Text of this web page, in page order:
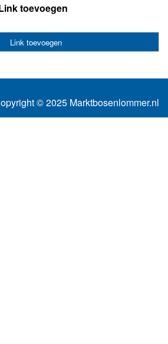
toevoegen
Link toevoegen
© 2025 Marktbosenlommer.nl